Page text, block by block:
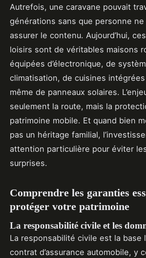
Autrefois, une caravane pouvait
générations sans que personne
assurer le contenu. Aujourd’hui,
loisirs sont de véritables maisons
équipées d’électronique, de
climatisation, de cuisines
même de panneaux solaires.
seulement la route, mais la
patrimoine mobile. Et quand bien
pas un héritage familial,
attention particulière pour éviter
surprises.
Comprendre les garanties
protéger votre patrimoine
La responsabilité civile et les
La responsabilité civile est la base
contrat d’assurance automobile, y